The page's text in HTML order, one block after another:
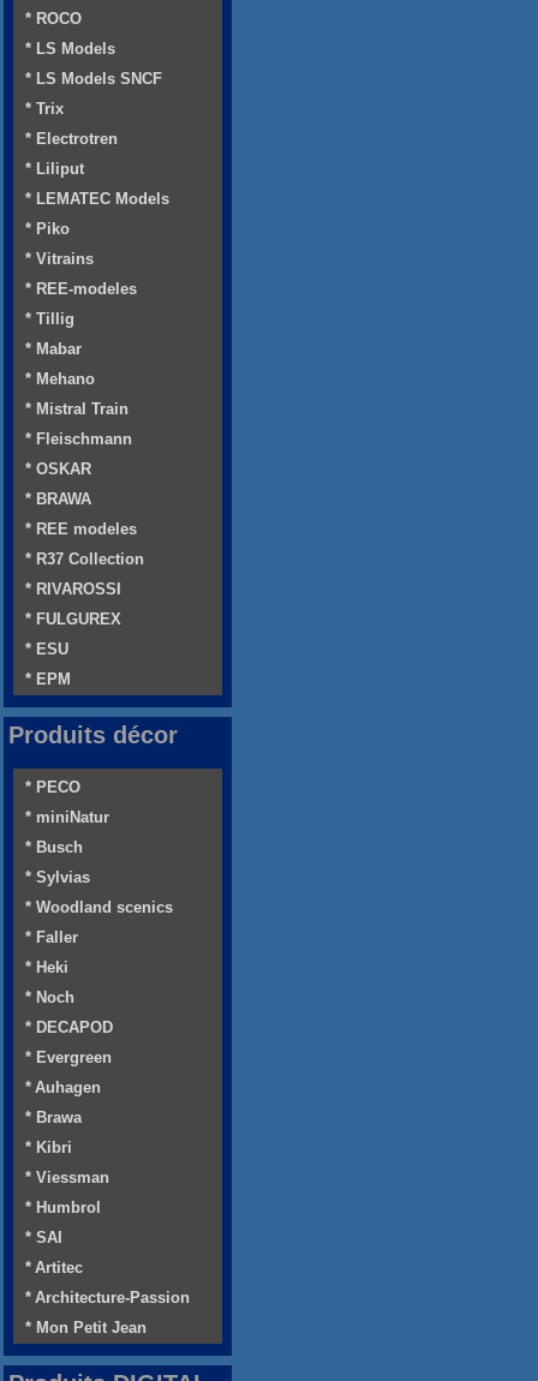
* ROCO
* LS Models
* LS Models SNCF
* Trix
* Electrotren
* Liliput
* LEMATEC Models
* Piko
* Vitrains
* REE-modeles
* Tillig
* Mabar
* Mehano
* Mistral Train
* Fleischmann
* OSKAR
* BRAWA
* REE modeles
* R37 Collection
* RIVAROSSI
* FULGUREX
* ESU
* EPM
Produits décor
* PECO
* miniNatur
* Busch
* Sylvias
* Woodland scenics
* Faller
* Heki
* Noch
* DECAPOD
* Evergreen
* Auhagen
* Brawa
* Kibri
* Viessman
* Humbrol
* SAI
* Artitec
* Architecture-Passion
* Mon Petit Jean